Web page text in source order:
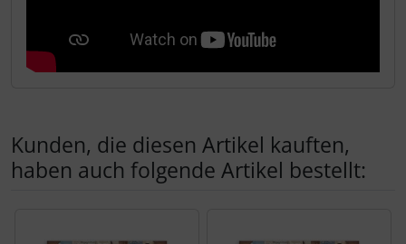
Kunden, die diesen Artikel kauften,
haben auch folgende Artikel bestellt: